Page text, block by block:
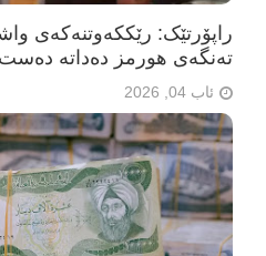
راپۆرتێک: رێککەوتنەکەی
تەنگەی هورمز دەداتە دەست
ئاب 04, 2026